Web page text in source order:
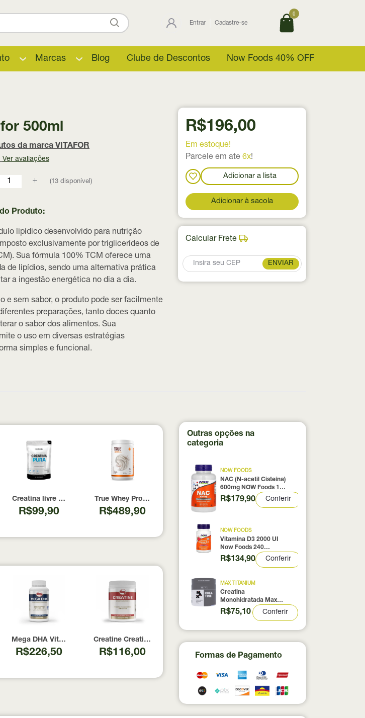
Entrar Cadastre-se
0
Marcas Blog Clube de Descontos Now Foods 40% OFF
500ml
da marca VITAFOR
Ver avaliações
(13 disponível)
Produto:
lipídico desenvolvido para nutrição
exclusivamente por triglicerídeos de
Sua fórmula 100% TCM oferece uma
de lipídios, sendo uma alternativa prática
a ingestão energética no dia a dia.
e sem sabor, o produto pode ser facilmente
preparações, tanto doces quanto
o sabor dos alimentos. Sua
o uso em diversas estratégias
simples e funcional.
R$196,00
Em estoque!
Parcele em ate 6x!
Adicionar a lista
Adicionar à sacola
Calcular Frete
ENVIAR
Max Titanium 300g
Creatina livre de metais pesados 100% pura com Laudo 300g Neobody Nutrition
R$99,90
True Whey Protein Coconut Icecream True Source 837g
R$489,90
60 Cápsulas
Mega DHA Vitafor 120 Cápsulas
R$226,50
Creatine Creatina Vitafor 300g
R$116,00
Outras opções na
categoria
NOW FOODS
NAC (N-acetil Cisteína)
600mg NOW Foods 100
Cápsulas
R$179,90 Conferir
NOW FOODS
Vitamina D3 2000 UI
Now Foods 240
Cápsulas
R$134,90 Conferir
MAX TITANIUM
Creatina
Monohidratada Max
Titanium 300g
R$75,10 Conferir
Formas de Pagamento